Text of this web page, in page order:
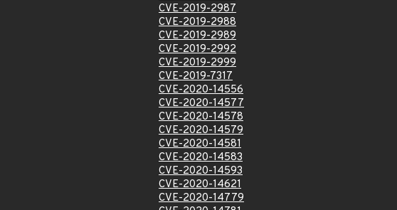
CVE-2019-2987
CVE-2019-2988
CVE-2019-2989
CVE-2019-2992
CVE-2019-2999
CVE-2019-7317
CVE-2020-14556
CVE-2020-14577
CVE-2020-14578
CVE-2020-14579
CVE-2020-14581
CVE-2020-14583
CVE-2020-14593
CVE-2020-14621
CVE-2020-14779